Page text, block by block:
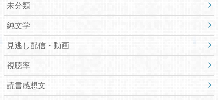
未分類
純文学
見逃し配信・動画
視聴率
読書感想文